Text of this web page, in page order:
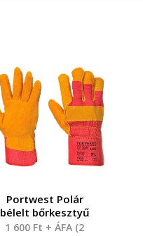
Portwest Polár
bélelt bőrkesztyű
1 600 Ft + ÁFA (2